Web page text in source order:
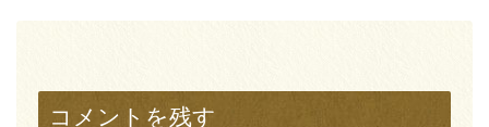
コメントを残す